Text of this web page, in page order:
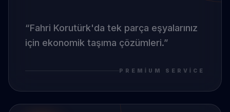
“Fahri Korutürk'da tek parça eşyalarınız
için ekonomik taşıma çözümleri.”
PREMIUM SERVICE